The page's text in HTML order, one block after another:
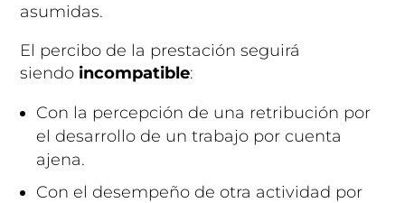
asumidas.
El percibo de la prestación seguirá
siendo incompatible:
Con la percepción de una retribución por
el desarrollo de un trabajo por cuenta
ajena.
Con el desempeño de otra actividad por